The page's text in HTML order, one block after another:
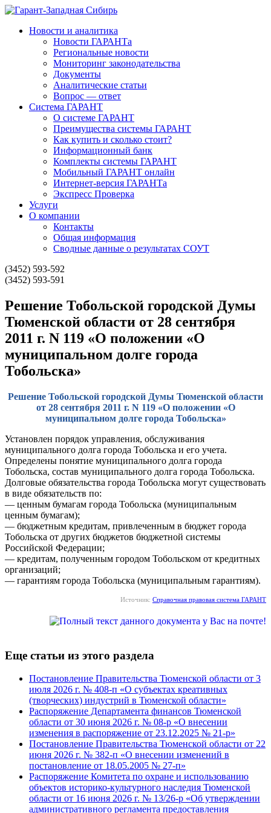
Новости и аналитика
Новости ГАРАНТа
Региональные новости
Мониторинг законодательства
Документы
Аналитические статьи
Вопрос — ответ
Система ГАРАНТ
О системе ГАРАНТ
Преимущества системы ГАРАНТ
Как купить и сколько стоит?
Информационный банк
Комплекты системы ГАРАНТ
Мобильный ГАРАНТ онлайн
Интернет-версия ГАРАНТа
Экспресс Проверка
Услуги
О компании
Контакты
Общая информация
Сводные данные о результатах СОУТ
(3452) 593-592
(3452) 593-591
Решение Тобольской городской Думы
Тюменской области от 28 сентября
2011 г. N 119 «О положении «О
муниципальном долге города
Тобольска»
Решение Тобольской городской Думы Тюменской области
от 28 сентября 2011 г. N 119 «О положении «О
муниципальном долге города Тобольска»
Установлен порядок управления, обслуживания
муниципального долга города Тобольска и его учета.
Определены понятие муниципального долга города
Тобольска, состав муниципального долга города Тобольска.
Долговые обязательства города Тобольска могут существовать
в виде обязательств по:
— ценным бумагам города Тобольска (муниципальным
ценным бумагам);
— бюджетным кредитам, привлеченным в бюджет города
Тобольска от других бюджетов бюджетной системы
Российской Федерации;
— кредитам, полученным городом Тобольском от кредитных
организаций;
— гарантиям города Тобольска (муниципальным гарантиям).
Источник: Справочная правовая система ГАРАНТ
Еще статьи из этого раздела
Постановление Правительства Тюменской области от 3
июля 2026 г. № 408-п «О субъектах креативных
(творческих) индустрий в Тюменской области»
Распоряжение Департамента финансов Тюменской
области от 30 июня 2026 г. № 08-р «О внесении
изменения в распоряжение от 23.12.2025 № 21-р»
Постановление Правительства Тюменской области от 22
июня 2026 г. № 382-п «О внесении изменений в
постановление от 18.05.2005 № 27-п»
Распоряжение Комитета по охране и использованию
объектов историко-культурного наследия Тюменской
области от 16 июня 2026 г. № 13/26-р «Об утверждении
административного регламента предоставления